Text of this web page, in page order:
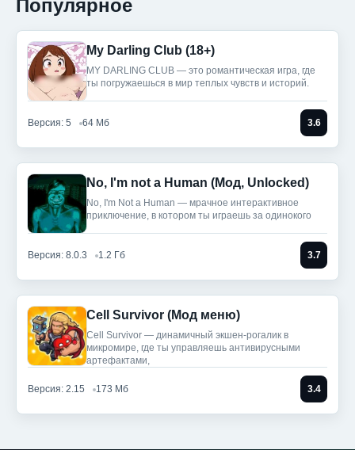
Популярное
My Darling Club (18+)
MY DARLING CLUB — это романтическая игра, где
ты погружаешься в мир теплых чувств и историй.
Версия: 5 64 Мб 3.6
No, I'm not a Human (Мод, Unlocked)
No, I'm Not a Human — мрачное интерактивное
приключение, в котором ты играешь за одинокого
Версия: 8.0.3 1.2 Гб 3.7
Cell Survivor (Мод меню)
Cell Survivor — динамичный экшен-рогалик в
микромире, где ты управляешь антивирусными
артефактами,
Версия: 2.15 173 Мб 3.4